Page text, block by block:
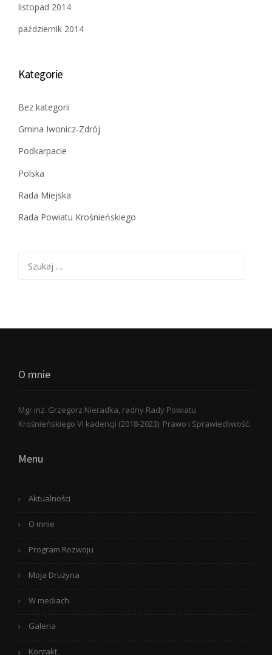
listopad 2014
październik 2014
Kategorie
Bez kategorii
Gmina Iwonicz-Zdrój
Podkarpacie
Polska
Rada Miejska
Rada Powiatu Krośnieńskiego
O mnie
Mgr inż. Grzegorz Nieradka, radny Rady Powiatu
Krośnieńskiego VI kadencji (2018-2023). Prawo i Sprawiedliwość.
Menu
Aktualności
O mnie
Program Rozwoju
Moja Drużyna
W mediach
Galeria
Kontakt